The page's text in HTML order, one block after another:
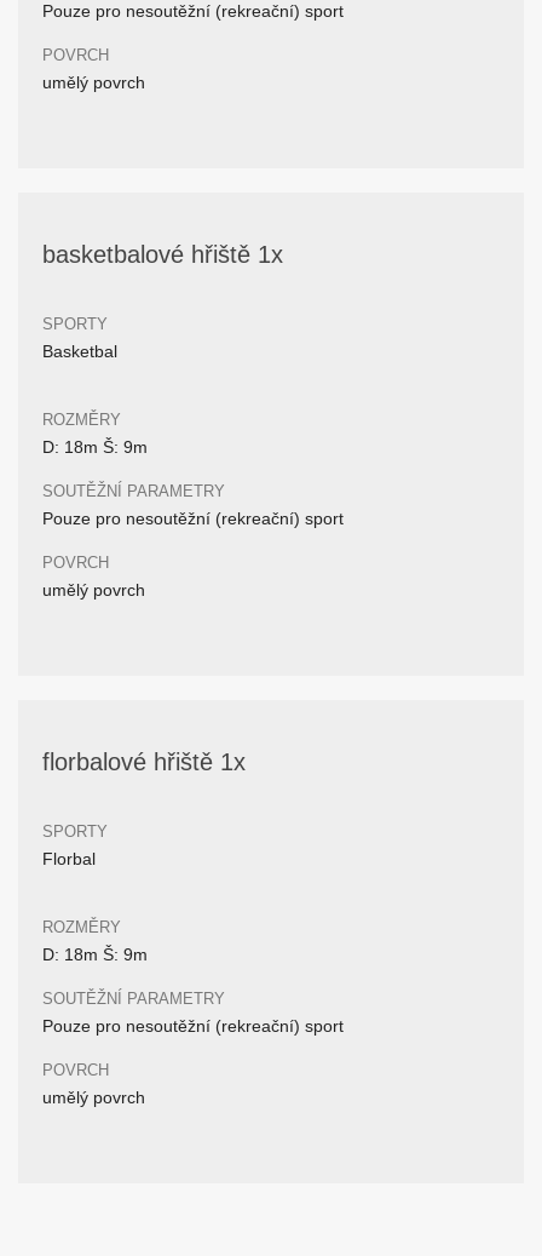
Pouze pro nesoutěžní (rekreační) sport
POVRCH
umělý povrch
basketbalové hřiště 1x
SPORTY
Basketbal
ROZMĚRY
D: 18m Š: 9m
SOUTĚŽNÍ PARAMETRY
Pouze pro nesoutěžní (rekreační) sport
POVRCH
umělý povrch
florbalové hřiště 1x
SPORTY
Florbal
ROZMĚRY
D: 18m Š: 9m
SOUTĚŽNÍ PARAMETRY
Pouze pro nesoutěžní (rekreační) sport
POVRCH
umělý povrch